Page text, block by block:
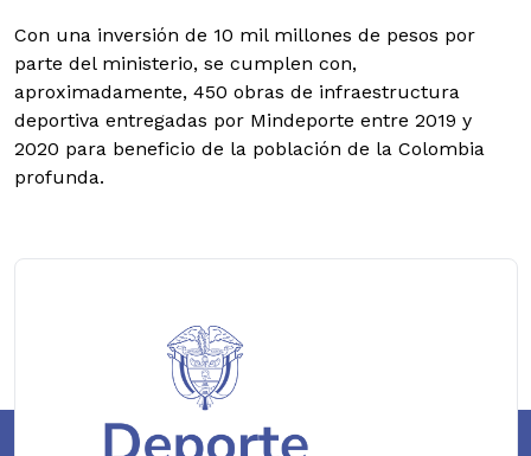
Con una inversión de 10 mil millones de pesos por
parte del ministerio, se cumplen con,
aproximadamente, 450 obras de infraestructura
deportiva entregadas por Mindeporte entre 2019 y
2020 para beneficio de la población de la Colombia
profunda.